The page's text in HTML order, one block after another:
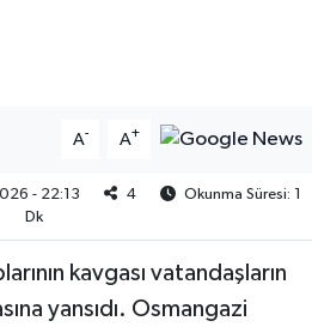
A- A+
- 22:13 4
Okunma Süresi: 1
Dk
kavgası vatandaşların
yansıdı. Osmangazi